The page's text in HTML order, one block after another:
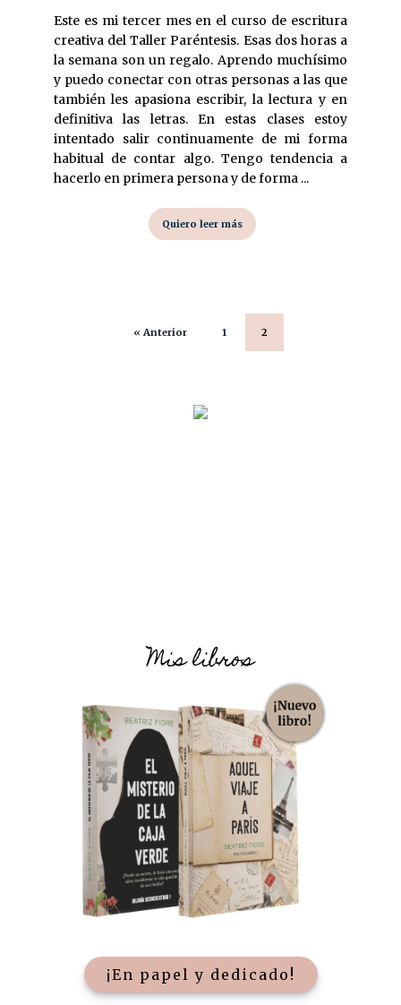
Este es mi tercer mes en el curso de escritura
creativa del Taller Paréntesis. Esas dos horas a
la semana son un regalo. Aprendo muchísimo
y puedo conectar con otras personas a las que
también les apasiona escribir, la lectura y en
definitiva las letras. En estas clases estoy
intentado salir continuamente de mi forma
habitual de contar algo. Tengo tendencia a
hacerlo en primera persona y de forma ...
Quiero leer más
« Anterior 1 2
Mis libros
¡En papel y dedicado!